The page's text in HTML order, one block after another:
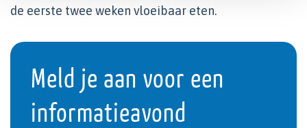
de eerste twee weken vloeibaar eten.
Meld je aan voor een
informatieavond